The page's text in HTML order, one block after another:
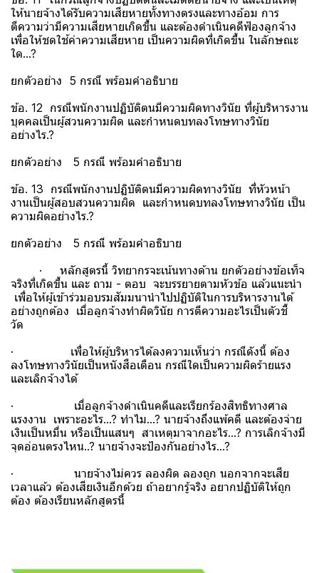
ให้นายจ้างได้รับความเสียหายทั้งทางตรงและทางอ้อม การ
ตีความว่ามีความเสียหายเกิดขึ้น และต้องดำเนินคดีฟ้องลูกจ้าง
เพื่อให้ชดใช้ค่าความเสียหาย เป็นความผิดที่เกิดขึ้น ในลักษณะ
ใด...?
ยกตัวอย่าง 5 กรณี พร้อมคำอธิบาย
ข้อ. 12 กรณีพนักงานปฏิบัติตนมีความผิดทางวินัย ที่ผู้บริหารงาน
บุคคลเป็นผู้สวนความผิด และกำหนดบทลงโทษทางวินัย
อย่างไร.?
ยกตัวอย่าง 5 กรณี พร้อมคำอธิบาย
ข้อ. 13 กรณีพนักงานปฏิบัติตนมีความผิดทางวินัย ที่หัวหน้า
งานเป็นผู้สอบสวนความผิด และกำหนดบทลงโทษทางวินัย เป็น
ความผิดอย่างไร.?
ยกตัวอย่าง 5 กรณี พร้อมคำอธิบาย
· หลักสูตรนี้ วิทยากรจะเน้นทางด้าน ยกตัวอย่างข้อเท็จ
จริงที่เกิดขึ้น และ ถาม - ตอบ จะบรรยายตามหัวข้อ แล้วแนะนำ
เพื่อให้ผู้เข้าร่วมอบรมสัมมนานำไปปฏิบัติในการบริหารงานได้
อย่างถูกต้อง เมื่อลูกจ้างทำผิดวินัย การตีความอะไรเป็นตัวชี้
วัด
· เพื่อให้ผู้บริหารได้ลงความเห็นว่า กรณีดังนี้ ต้อง
ลงโทษทางวินัยเป็นหนังสือเตือน กรณีใดเป็นความผิดร้ายแรง
และเลิกจ้างได้
· เมื่อลูกจ้างดำเนินคดีและเรียกร้องสิทธิทางศาล
แรงงาน เพราะอะไร...? ทำไม...? นายจ้างถึงแพ้คดี และต้องจ่าย
เงินเป็นหมื่น หรือเป็นแสนๆ สาเหตุมาจากอะไร...? การเลิกจ้างมี
จุดอ่อนตรงไหน..? นายจ้างจะป้องกันอย่างไร...?
· นายจ้างไม่ควร ลองผิด ลองถูก นอกจากจะเสีย
เวลาแล้ว ต้องเสียเงินอีกด้วย ถ้าอยากรู้จริง อยากปฏิบัติให้ถูก
ต้อง ต้องเรียนหลักสูตรนี้